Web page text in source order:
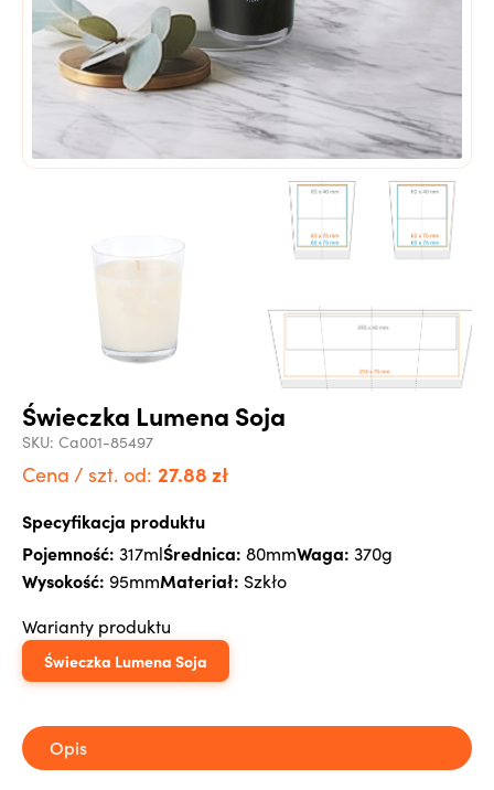
Świeczka Lumena Soja
SKU: Ca001-85497
Cena / szt. od: 27.88 zł
Specyfikacja produktu
Pojemność: 317mlŚrednica: 80mmWaga: 370g
Wysokość: 95mmMateriał: Szkło
Warianty produktu
Świeczka Lumena Soja
Opis